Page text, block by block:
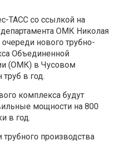
ТАСС со ссылкой на
ОМК Николая
нового трубно-
Объединенной
(ОМК) в Чусовом
труб в год.
комплекса будут
мощности на 800
в год.
производства